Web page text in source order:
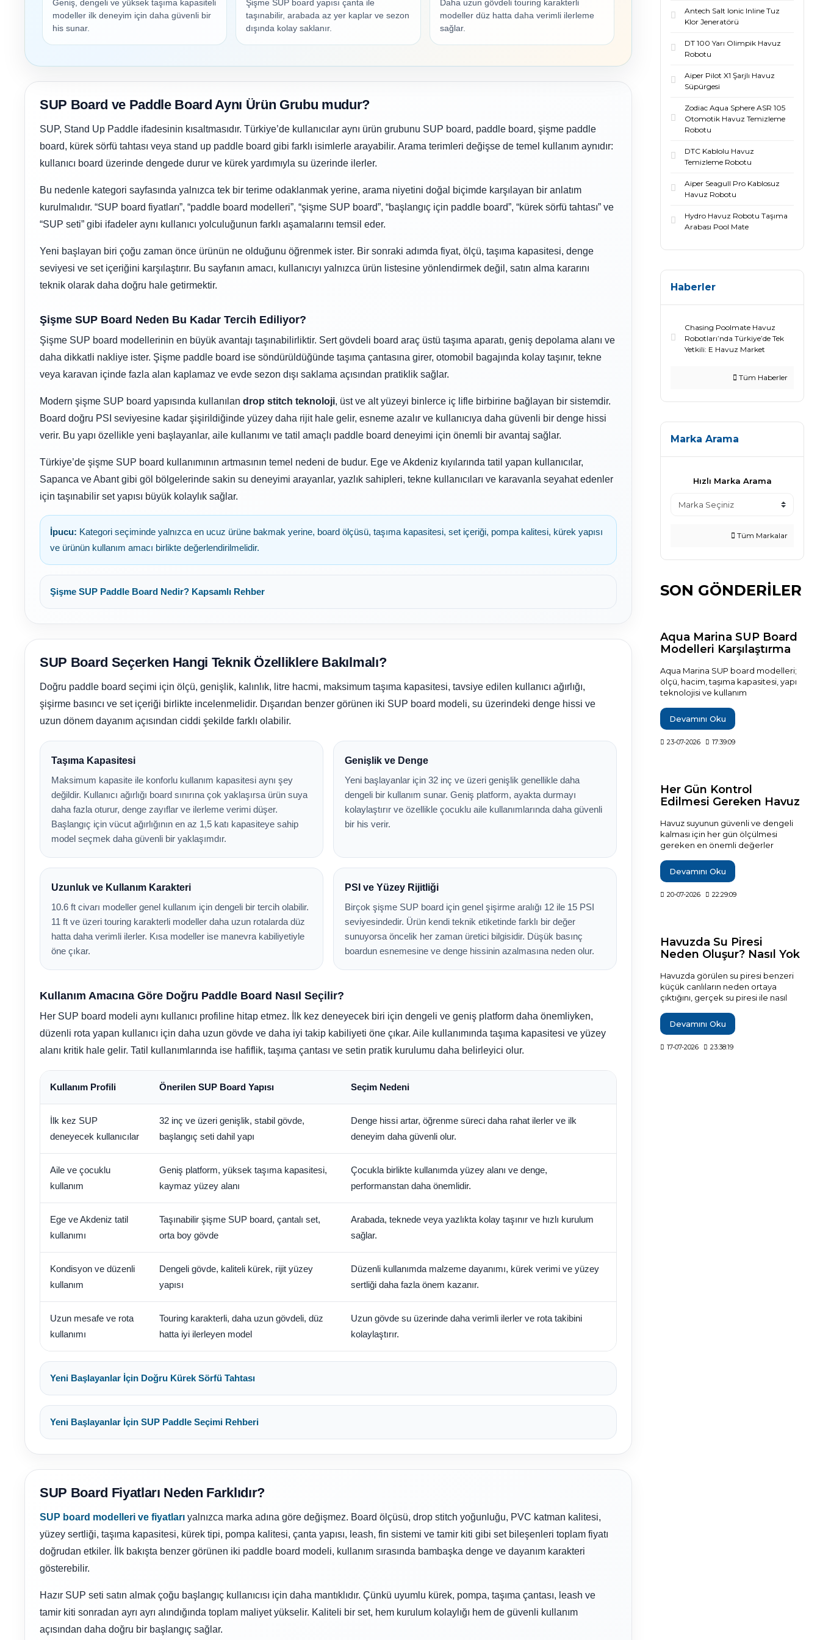
Çöktürücü
Havuz PH Düşürücü Toz
Sıvı pH Düşürücü
pH Yükseltici
Kostik
Gemaş Havuz
Kimyasalları
Wtr Havuz
Kimyasalları
Kalsiyum Hipoklorit %65 Klor
Multi %90 Tablet Klor
Sıvı Asit Hidroklorik
Sıvı Klor Sodyum Hipoklorit
Wtr Havuz Kimyasalları Setleri
Yosun Öldürücü
Selenoid
Havuz Kimyasalları
Havuz Kışlık Bakım Ürünü
Havuz Toz Ph+ Yükseltici
Selenoid Havuz Kimyasalları setleri
Alkalinite Düşürücü
Ayak Dezenfektanı
e Pool Expert
Havuz Filtre
Temizleyici
Havuz Kış Kimyasalı
Kalsiyum Hipoklorit
Süper
Pool Havuz Kimyasalları
Tuz
Robotları
Süs Havuzu
Aydınlatma
Abs Skimmer
Sistemleri
Mspa Jakuzi
Su Sporları Dünyası
Boru Fittings
Sistemleri
Havuz Elektrik
Panoları
Havuz Sarf
Malzemeleri
Havuz
Şelaleleri Su Perdeleri
Bahçe Süs Havuzu
Havuz Duş Sistemleri
Chasing Poolmate Havuz Robotu Yedek
Parça Sarf Malzemeleri
Dalgıç Pompa
Dezenfeksiyon
Sistemleri
Havuz Güvenlik
Havuz
Havuz Pompa
Sehpa
Havuz
Termometreleri
Jakuzi Sauna
Ekipmanları
Kuvars Cam
Filtre Kumu
Olimpik
Havuz Malzemeleri
Yangın Pompası
Geniş, dengeli ve yüksek taşıma kapasiteli
modeller ilk deneyim için daha güvenli bir
his sunar.
Şişme SUP board yapısı çanta ile
taşınabilir, arabada az yer kaplar ve sezon
dışında kolay saklanır.
Daha uzun gövdeli touring karakterli
modeller düz hatta daha verimli ilerleme
sağlar.
SUP Board ve Paddle Board Aynı Ürün Grubu mudur?
SUP, Stand Up Paddle ifadesinin kısaltmasıdır. Türkiye’de kullanıcılar aynı ürün grubunu SUP board, paddle board, şişme paddle
board, kürek sörfü tahtası veya stand up paddle board gibi farklı isimlerle arayabilir. Arama terimleri değişse de temel kullanım aynıdır:
kullanıcı board üzerinde dengede durur ve kürek yardımıyla su üzerinde ilerler.
Bu nedenle kategori sayfasında yalnızca tek bir terime odaklanmak yerine, arama niyetini doğal biçimde karşılayan bir anlatım
kurulmalıdır. “SUP board fiyatları”, “paddle board modelleri”, “şişme SUP board”, “başlangıç için paddle board”, “kürek sörfü tahtası” ve
“SUP seti” gibi ifadeler aynı kullanıcı yolculuğunun farklı aşamalarını temsil eder.
Yeni başlayan biri çoğu zaman önce ürünün ne olduğunu öğrenmek ister. Bir sonraki adımda fiyat, ölçü, taşıma kapasitesi, denge
seviyesi ve set içeriğini karşılaştırır. Bu sayfanın amacı, kullanıcıyı yalnızca ürün listesine yönlendirmek değil, satın alma kararını
teknik olarak daha doğru hale getirmektir.
Şişme SUP Board Neden Bu Kadar Tercih Ediliyor?
Şişme SUP board modellerinin en büyük avantajı taşınabilirliktir. Sert gövdeli board araç üstü taşıma aparatı, geniş depolama alanı ve
daha dikkatli nakliye ister. Şişme paddle board ise söndürüldüğünde taşıma çantasına girer, otomobil bagajında kolay taşınır, tekne
veya karavan içinde fazla alan kaplamaz ve evde sezon dışı saklama açısından pratiklik sağlar.
Modern şişme SUP board yapısında kullanılan drop stitch teknoloji, üst ve alt yüzeyi binlerce iç lifle birbirine bağlayan bir sistemdir.
Board doğru PSI seviyesine kadar şişirildiğinde yüzey daha rijit hale gelir, esneme azalır ve kullanıcıya daha güvenli bir denge hissi
verir. Bu yapı özellikle yeni başlayanlar, aile kullanımı ve tatil amaçlı paddle board deneyimi için önemli bir avantaj sağlar.
Türkiye’de şişme SUP board kullanımının artmasının temel nedeni de budur. Ege ve Akdeniz kıyılarında tatil yapan kullanıcılar,
Sapanca ve Abant gibi göl bölgelerinde sakin su deneyimi arayanlar, yazlık sahipleri, tekne kullanıcıları ve karavanla seyahat edenler
için taşınabilir set yapısı büyük kolaylık sağlar.
İpucu: Kategori seçiminde yalnızca en ucuz ürüne bakmak yerine, board ölçüsü, taşıma kapasitesi, set içeriği, pompa kalitesi, kürek yapısı
ve ürünün kullanım amacı birlikte değerlendirilmelidir.
Şişme SUP Paddle Board Nedir? Kapsamlı Rehber
SUP Board Seçerken Hangi Teknik Özelliklere Bakılmalı?
Doğru paddle board seçimi için ölçü, genişlik, kalınlık, litre hacmi, maksimum taşıma kapasitesi, tavsiye edilen kullanıcı ağırlığı,
şişirme basıncı ve set içeriği birlikte incelenmelidir. Dışarıdan benzer görünen iki SUP board modeli, su üzerindeki denge hissi ve
uzun dönem dayanım açısından ciddi şekilde farklı olabilir.
Taşıma Kapasitesi
Maksimum kapasite ile konforlu kullanım kapasitesi aynı şey
değildir. Kullanıcı ağırlığı board sınırına çok yaklaşırsa ürün suya
daha fazla oturur, denge zayıflar ve ilerleme verimi düşer.
Başlangıç için vücut ağırlığının en az 1,5 katı kapasiteye sahip
model seçmek daha güvenli bir yaklaşımdır.
Genişlik ve Denge
Yeni başlayanlar için 32 inç ve üzeri genişlik genellikle daha
dengeli bir kullanım sunar. Geniş platform, ayakta durmayı
kolaylaştırır ve özellikle çocuklu aile kullanımlarında daha güvenli
bir his verir.
Uzunluk ve Kullanım Karakteri
10.6 ft civarı modeller genel kullanım için dengeli bir tercih olabilir.
11 ft ve üzeri touring karakterli modeller daha uzun rotalarda düz
hatta daha verimli ilerler. Kısa modeller ise manevra kabiliyetiyle
öne çıkar.
PSI ve Yüzey Rijitliği
Birçok şişme SUP board için genel şişirme aralığı 12 ile 15 PSI
seviyesindedir. Ürün kendi teknik etiketinde farklı bir değer
sunuyorsa öncelik her zaman üretici bilgisidir. Düşük basınç
boardun esnemesine ve denge hissinin azalmasına neden olur.
Kullanım Amacına Göre Doğru Paddle Board Nasıl Seçilir?
Her SUP board modeli aynı kullanıcı profiline hitap etmez. İlk kez deneyecek biri için dengeli ve geniş platform daha önemliyken,
düzenli rota yapan kullanıcı için daha uzun gövde ve daha iyi takip kabiliyeti öne çıkar. Aile kullanımında taşıma kapasitesi ve yüzey
alanı kritik hale gelir. Tatil kullanımlarında ise hafiflik, taşıma çantası ve setin pratik kurulumu daha belirleyici olur.
Kullanım Profili Önerilen SUP Board Yapısı Seçim Nedeni
İlk kez SUP
deneyecek kullanıcılar
32 inç ve üzeri genişlik, stabil gövde,
başlangıç seti dahil yapı
Denge hissi artar, öğrenme süreci daha rahat ilerler ve ilk
deneyim daha güvenli olur.
Aile ve çocuklu
kullanım
Geniş platform, yüksek taşıma kapasitesi,
kaymaz yüzey alanı
Çocukla birlikte kullanımda yüzey alanı ve denge,
performanstan daha önemlidir.
Ege ve Akdeniz tatil
kullanımı
Taşınabilir şişme SUP board, çantalı set,
orta boy gövde
Arabada, teknede veya yazlıkta kolay taşınır ve hızlı kurulum
sağlar.
Kondisyon ve düzenli
kullanım
Dengeli gövde, kaliteli kürek, rijit yüzey
yapısı
Düzenli kullanımda malzeme dayanımı, kürek verimi ve yüzey
sertliği daha fazla önem kazanır.
Uzun mesafe ve rota
kullanımı
Touring karakterli, daha uzun gövdeli, düz
hatta iyi ilerleyen model
Uzun gövde su üzerinde daha verimli ilerler ve rota takibini
kolaylaştırır.
Yeni Başlayanlar İçin Doğru Kürek Sörfü Tahtası
Yeni Başlayanlar İçin SUP Paddle Seçimi Rehberi
SUP Board Fiyatları Neden Farklıdır?
SUP board modelleri ve fiyatları yalnızca marka adına göre değişmez. Board ölçüsü, drop stitch yoğunluğu, PVC katman kalitesi,
yüzey sertliği, taşıma kapasitesi, kürek tipi, pompa kalitesi, çanta yapısı, leash, fin sistemi ve tamir kiti gibi set bileşenleri toplam fiyatı
doğrudan etkiler. İlk bakışta benzer görünen iki paddle board modeli, kullanım sırasında bambaşka denge ve dayanım karakteri
gösterebilir.
Hazır SUP seti satın almak çoğu başlangıç kullanıcısı için daha mantıklıdır. Çünkü uyumlu kürek, pompa, taşıma çantası, leash ve
tamir kiti sonradan ayrı ayrı alındığında toplam maliyet yükselir. Kaliteli bir set, hem kurulum kolaylığı hem de güvenli kullanım
açısından daha doğru bir başlangıç sağlar.
Antech Salt Ionic Inline Tuz
Klor Jeneratörü
DT 100 Yarı Olimpik Havuz
Robotu
Aiper Pilot X1 Şarjlı Havuz
Süpürgesi
Zodiac Aqua Sphere ASR 105
Otomotik Havuz Temizleme
Robotu
DTC Kablolu Havuz
Temizleme Robotu
Aiper Seagull Pro Kablosuz
Havuz Robotu
Hydro Havuz Robotu Taşıma
Arabası Pool Mate
Haberler
Chasing Poolmate Havuz
Robotları’nda Türkiye’de Tek
Yetkili: E Havuz Market
Tüm Haberler
Marka Arama
Hızlı Marka Arama
Tüm Markalar
SON GÖNDERİLER
Aqua Marina SUP Board
Modelleri Karşılaştırma
Aqua Marina SUP board modelleri;
ölçü, hacim, taşıma kapasitesi, yapı
teknolojisi ve kullanım
hangi modelin hangi kullanıcı
profiline uygun olduğu teknik
Fusion, Monster, Hyper, Coral, Nexus
bilinçli seçebilirsiniz.
Devamını Oku
23-07-2026 17:39:09
Her Gün Kontrol
Edilmesi Gereken Havuz
Havuz suyunun güvenli ve dengeli
kalması için her gün ölçülmesi
gereken en önemli değerler
kullanılan havuzlarda bağlı klor, su
sıcaklığı ve berraklık da günlük takip
numune alma yöntemi, ideal kontrol
adımları detaylı olarak
açıklanmaktadır.
Devamını Oku
20-07-2026 22:29:09
Havuzda Su Piresi
Neden Oluşur? Nasıl Yok
Havuzda görülen su piresi benzeri
küçük canlıların neden ortaya
çıktığını, gerçek su piresi ile nasıl
yöntemlerini ve sorunun tekrar
oluşmasını önlemek için
adımlarını ayrıntılı olarak öğrenin.
Devamını Oku
17-07-2026 23:38:19